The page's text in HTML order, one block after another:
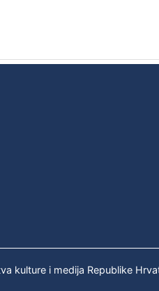
kulture i medija Republike